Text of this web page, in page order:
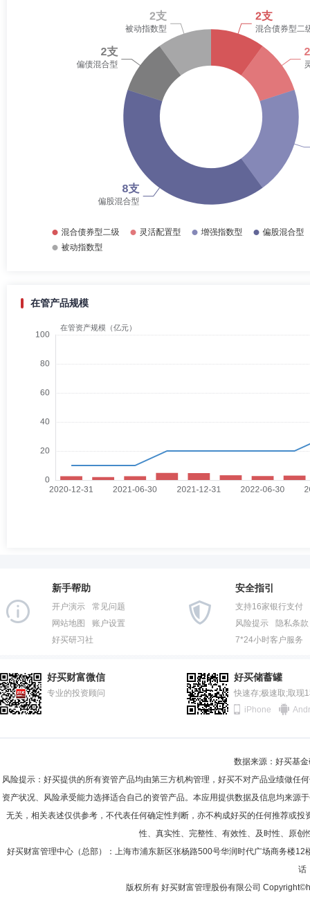
在管产品规模
新手帮助
开户演示
常见问题
网站地图
账户设置
好买研习社
安全指引
支持16家银行支付
风险提示
隐私条款
7*24小时客户服务
好买财富微信
专业的投资顾问
好买储蓄罐
快速存;极速取;取现
iPhone
数据来源：好买基
风险提示：好买提供的所有资管产品均由第三方机构管理，好买不对产品业绩做
资产状况、风险承受能力选择适合自己的资管产品。本应用提供数据及信息均来
无关，相关表述仅供参考，不代表任何确定性判断，亦不构成好买的任何推荐或
性、真实性、完整性、有效性、及时性、原
好买财富管理中心（总部）：上海市浦东新区张杨路500号华润时代广场商务楼12
话
版权所有 好买财富管理股份有限公司